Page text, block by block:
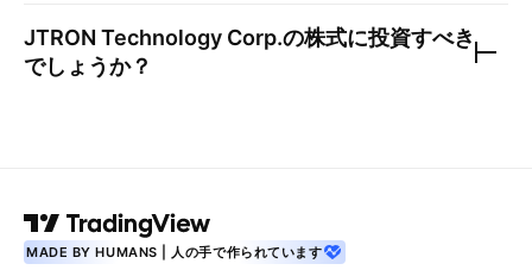
JTRON Technology Corp.の株式に投資すべき
でしょうか？
MADE BY HUMANS | 人の手で作られています